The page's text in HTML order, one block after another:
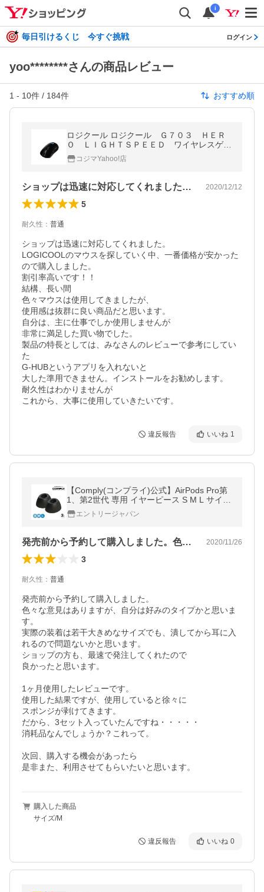
i
毎日引けるくじ 今すぐ挑戦 ログイン
yoo********さんの商品レビュー
1 - 10件 / 184件 おすすめ順
ロジクール ロジクール Ｇ７０３ ＨＥＲ
Ｏ ＬＩＧＨＴＳＰＥＥＤ ワイヤレスゲー
ミングマウス Ｇ７０３ｈ
コジマYahoo!店
ショップは迅速に対応してくれました。L… 2020/12/12
5
耐久性 ： 普通
ショップは迅速に対応してくれました。
LOGICOOLのマウスを探していく中、一番価格が安かった
ので購入しました。
割引率高いです！！
結構、長い間
色々マウスは使用してきましたが、
使用感は抜群に良い商品だと思います。
自分は、主に仕事でしか使用しませんが
非常に満足した買い物でした。
製品の特長としては、みなさんのレビューで参考にしてい
た
G-HUBというアプリを入れないと
大した準用できません。インストールをお勧めします。
耐久性はわかりませんが
これから、大事に使用していきたいです。
違反報告 いいね 1
【Comply(コンプライ)公式】AirPods Pro第
1、第2世代 専用 イヤーピース S M L サイズ
3ペア イヤーチップ イヤホン向け
エントリージャパン
発売前から予約して購入しました。色々な… 2020/11/26
3
耐久性 ： 普通
発売前から予約して購入しました。
色々な意見はありますが、自分は好みのタイプかと思いま
す。
実際の装着は若干大きめなサイズでも、潰してから耳に入
れるので問題ないかと思います。
ショップの方も、最速で発注してくれたので
良かったと思います。
1ヶ月使用したレビューです。
使用した結果ですが、使用していると徐々に
スポンジが剥けてきます。
だから、3セット入っていたんですね・・・・・
消耗品なんでしょうか？これって。
次回、購入する機会があったら
是非また、利用させてもらいたいと思います。
購入した商品
サイズ/M
違反報告 いいね 0